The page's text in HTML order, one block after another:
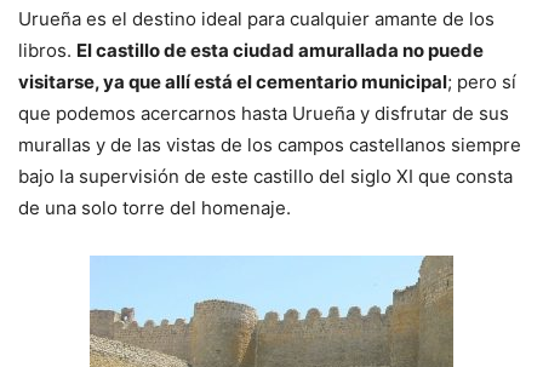
Urueña es el destino ideal para cualquier amante de los
libros. El castillo de esta ciudad amurallada no puede
visitarse, ya que allí está el cementario municipal; pero sí
que podemos acercarnos hasta Urueña y disfrutar de sus
murallas y de las vistas de los campos castellanos siempre
bajo la supervisión de este castillo del siglo XI que consta
de una solo torre del homenaje.